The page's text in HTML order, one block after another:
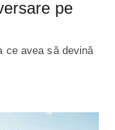
pe
ce avea să devină